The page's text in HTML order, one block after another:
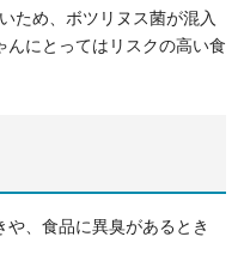
ため、ボツリヌス菌が混入
んにとってはリスクの高い食
、食品に異臭があるとき